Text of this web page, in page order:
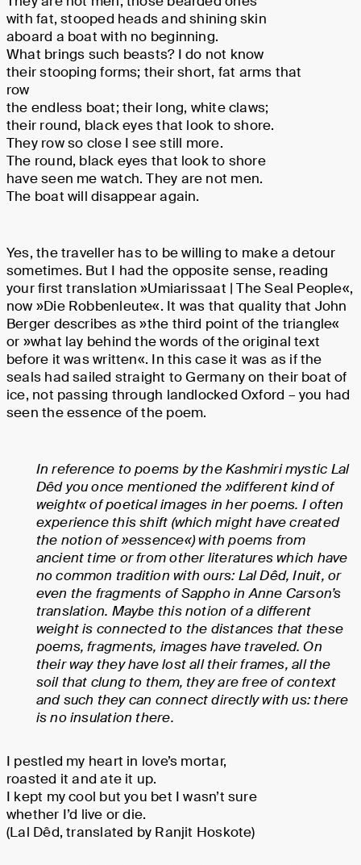
with fat, stooped heads and shining skin
aboard a boat with no beginning.
What brings such beasts? I do not know
their stooping forms; their short, fat arms that
row
the endless boat; their long, white claws;
their round, black eyes that look to shore.
They row so close I see still more.
The round, black eyes that look to shore
have seen me watch. They are not men.
The boat will disappear again.
Yes, the traveller has to be willing to make a detour
sometimes. But I had the opposite sense, reading
your first translation »Umiarissaat | The Seal People«,
now »Die Robbenleute«. It was that quality that John
Berger describes as »the third point of the triangle«
or »what lay behind the words of the original text
before it was written«. In this case it was as if the
seals had sailed straight to Germany on their boat of
ice, not passing through landlocked Oxford – you had
seen the essence of the poem.
In reference to poems by the Kashmiri mystic Lal
Dêd you once mentioned the »different kind of
weight« of poetical images in her poems. I often
experience this shift (which might have created
the notion of »essence«) with poems from
ancient time or from other literatures which have
no common tradition with ours: Lal Dêd, Inuit, or
even the fragments of Sappho in Anne Carson’s
translation. Maybe this notion of a different
weight is connected to the distances that these
poems, fragments, images have traveled. On
their way they have lost all their frames, all the
soil that clung to them, they are free of context
and such they can connect directly with us: there
is no insulation there.
I pestled my heart in love’s mortar,
roasted it and ate it up.
I kept my cool but you bet I wasn’t sure
whether I’d live or die.
(Lal Dêd, translated by Ranjit Hoskote)